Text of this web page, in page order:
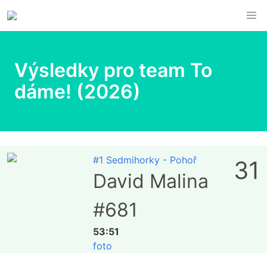
Výsledky pro team To
dáme! (2026)
#1 Sedmihorky - Pohoř
David Malina
#681
53:51
foto
31